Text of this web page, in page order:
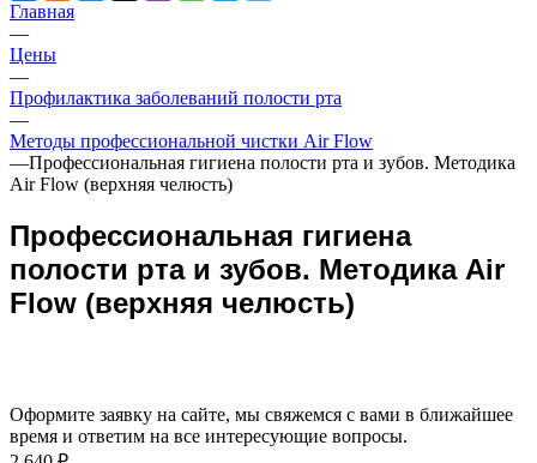
Главная
—
Цены
—
Профилактика заболеваний полости рта
—
Методы профессиональной чистки Air Flow
—Профессиональная гигиена полости рта и зубов. Методика
Air Flow (верхняя челюсть)
Профессиональная гигиена
полости рта и зубов. Методика Air
Flow (верхняя челюсть)
Оформите заявку на сайте, мы свяжемся с вами в ближайшее
время и ответим на все интересующие вопросы.